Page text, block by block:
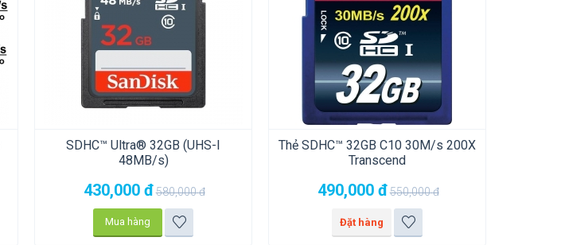
SDHC™ Ultra® 32GB (UHS-I
48MB/s)
430,000 đ580,000đ
Mua hàng
Thẻ SDHC™ 32GB C10 30M/s 200X
Transcend
490,000 đ550,000đ
Đặt hàng